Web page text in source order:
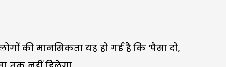
की मानसिकता यह हो गई है कि ‘पैसा दो,